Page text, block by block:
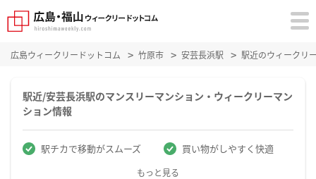
広島ウィークリードットコム 竹原市 安芸長浜駅 駅近のウィークリ
駅近/安芸長浜駅のマンスリーマンション・ウィークリーマン
ション情報
駅チカで移動がスムーズ 買い物がしやすく快適
もっと見る